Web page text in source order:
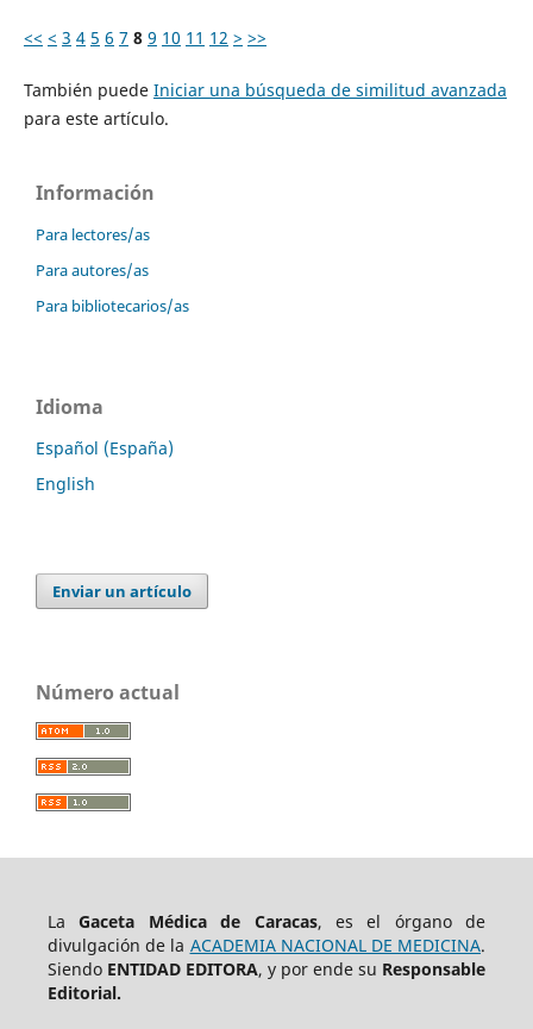
<< < 3 4 5 6 7 8 9 10 11 12 > >>
También puede Iniciar una búsqueda de similitud avanzada
para este artículo.
Información
Para lectores/as
Para autores/as
Para bibliotecarios/as
Idioma
Español (España)
English
Enviar un artículo
Número actual
LaGaceta Médica de Caracas, es el órgano de
divulgación de la ACADEMIA NACIONAL DE MEDICINA.
Siendo ENTIDAD EDITORA, y por ende su Responsable
Editorial.